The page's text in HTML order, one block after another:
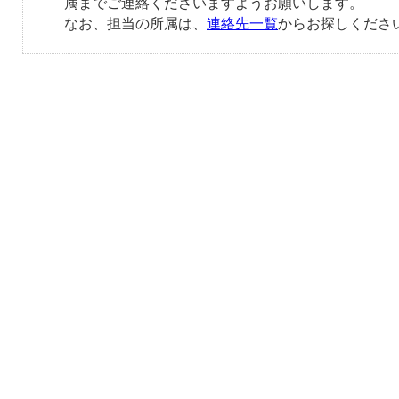
属までご連絡くださいますようお願いします。
なお、担当の所属は、 連絡先一覧からお探しくださ